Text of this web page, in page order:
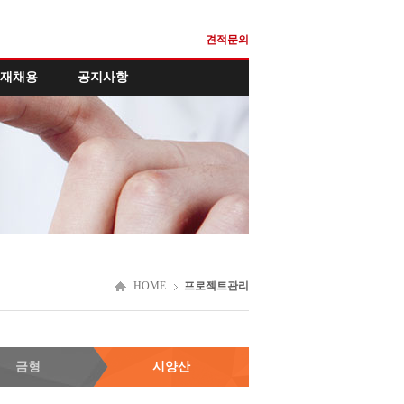
견적문의
채용 공지사항
HOME 프로젝트관리
금형 시양산